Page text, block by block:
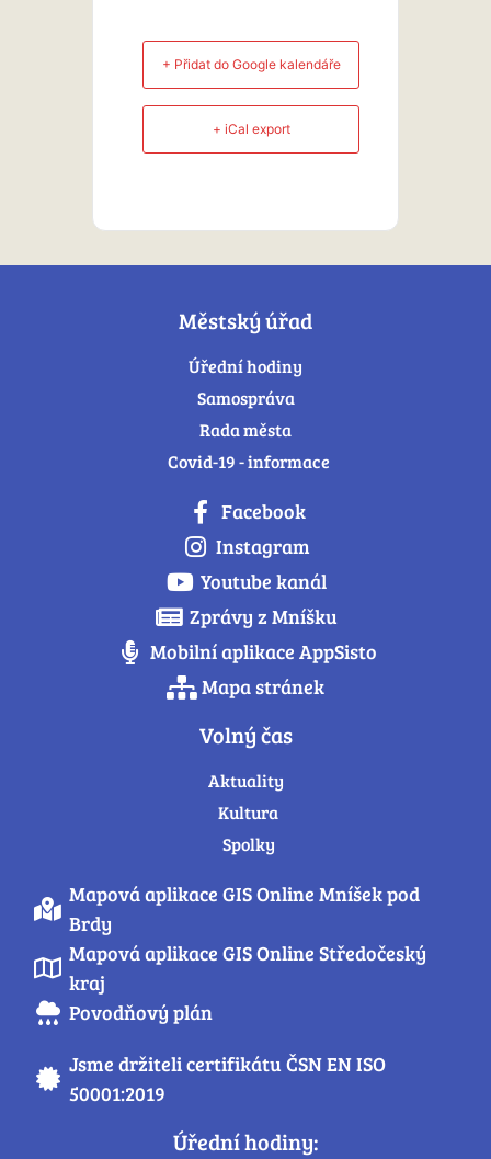
+ Přidat do Google kalendáře
+ iCal export
Městský úřad
Úřední hodiny
Samospráva
Rada města
Covid-19 - informace
Facebook
Instagram
Youtube kanál
Zprávy z Mníšku
Mobilní aplikace AppSisto
Mapa stránek
Volný čas
Aktuality
Kultura
Spolky
Mapová aplikace GIS Online Mníšek pod
Brdy
Mapová aplikace GIS Online Středočeský
kraj
Povodňový plán
Jsme držiteli certifikátu ČSN EN ISO
50001:2019
Úřední hodiny: